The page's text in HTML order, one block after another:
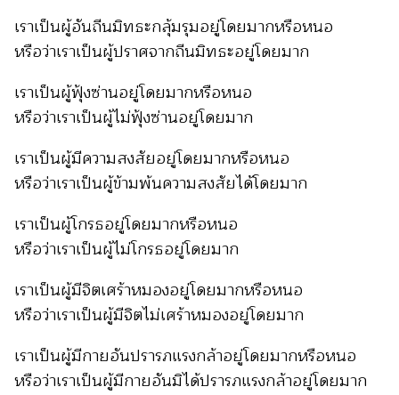
เราเป็นผู้อันถีนมิทธะกลุ้มรุมอยู่โดยมากหรือหนอ
หรือว่าเราเป็นผู้ปราศจากถีนมิทธะอยู่โดยมาก
เราเป็นผู้ฟุ้งซ่านอยู่โดยมากหรือหนอ
หรือว่าเราเป็นผู้ไม่ฟุ้งซ่านอยู่โดยมาก
เราเป็นผู้มีความสงสัยอยู่โดยมากหรือหนอ
หรือว่าเราเป็นผู้ข้ามพ้นความสงสัยได้โดยมาก
เราเป็นผู้โกรธอยู่โดยมากหรือหนอ
หรือว่าเราเป็นผู้ไม่โกรธอยู่โดยมาก
เราเป็นผู้มีจิตเศร้าหมองอยู่โดยมากหรือหนอ
หรือว่าเราเป็นผู้มีจิตไม่เศร้าหมองอยู่โดยมาก
เราเป็นผู้มีกายอันปรารภแรงกล้าอยู่โดยมากหรือหนอ
หรือว่าเราเป็นผู้มีกายอันมิได้ปรารภแรงกล้าอยู่โดยมาก